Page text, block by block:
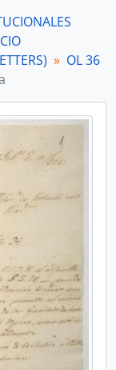
de metales por comisos
Envío de pesos
Envío de pesos
de mercadería
Donación de pesos
Lista de empleados
de expedientes
Envío de expedientes
de expedientes
de expedientes
Donación de pesos
Ascenso de cargo
Navíos presos
Descarga de bergantín
Nombramiento
de impuesto
Representación
de sueldos y comisos
OL 36